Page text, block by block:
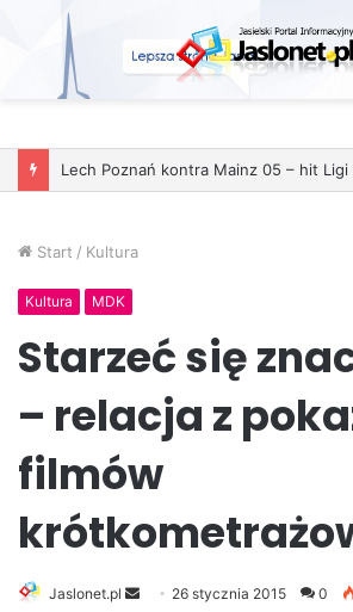
Start / Kultura
Kultura MDK
Starzeć się
– relacja z
filmów
Jaslonet.pl 26 stycznia 2015 0